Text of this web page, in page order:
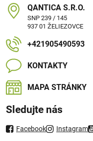
QANTICA S​.R​.O​.
SNP 239 / 145
937 01 ŽELIEZOVCE
+421905490593
KONTAKTY
MAPA STRÁNKY
Sledujte nás
Facebook Instagram